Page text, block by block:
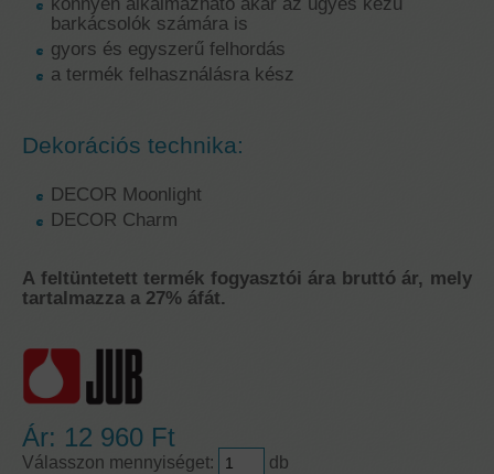
barkácsolók számára is
gyors és egyszerű felhordás
a termék felhasználásra kész
Dekorációs technika:
DECOR Moonlight
DECOR Charm
A feltüntetett termék fogyasztói ára bruttó ár, mely
tartalmazza a 27% áfát.
Ár: 12 960 Ft
Válasszon mennyiséget: db